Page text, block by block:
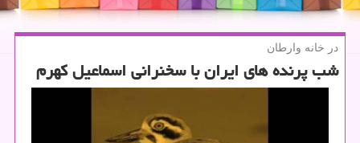
در خانه وارطان
شب پرنده های ایران با سخنرانی اسماعیل كهرم